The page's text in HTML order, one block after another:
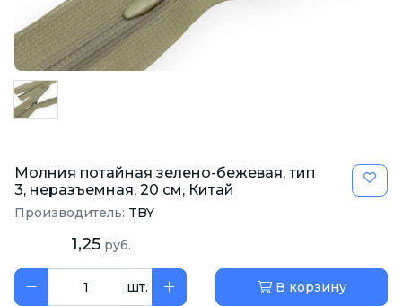
Молния потайная зелено-бежевая, тип
3, неразъемная, 20 см, Китай
Производитель: TBY
1,25 руб.
шт. В корзину